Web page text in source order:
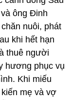
ông Đinh
nuôi, phát
khi hết hạn
thuê người
hương phục vụ
Khi miếu
mẹ và vợ